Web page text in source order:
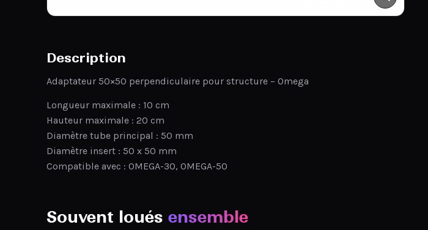
Description
Adaptateur 50×50 perpendiculaire pour structure – Omega
Longueur maximale : 10 cm
Hauteur maximale : 20 cm
Diamètre tube principal : 50 mm
Diamètre insert : 50 x 50 mm
Compatible avec : OMEGA-30, OMEGA-50
Souvent loués ensemble